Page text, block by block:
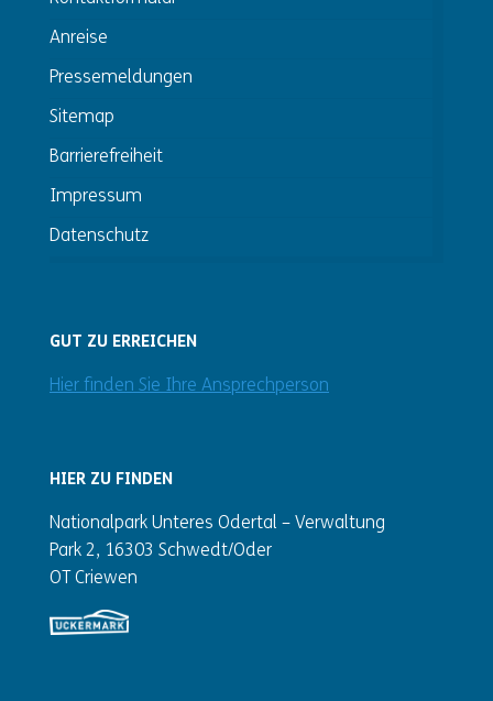
Anreise
Pressemeldungen
Sitemap
Barrierefreiheit
Impressum
Datenschutz
GUT ZU ERREICHEN
Hier finden Sie Ihre Ansprechperson
HIER ZU FINDEN
Nationalpark Unteres Odertal – Verwaltung
Park 2, 16303 Schwedt/Oder
OT Criewen